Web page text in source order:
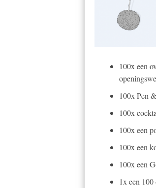
100x een
100x Pen
100x
100x een
100x een
100x een
1x een